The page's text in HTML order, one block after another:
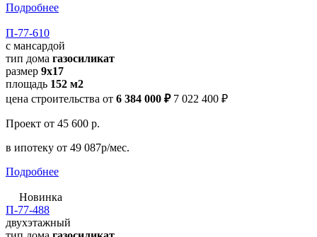
Подробнее
П-77-610
с мансардой
тип дома газосиликат
размер 9х17
площадь 152 м2
цена строительства от 6 384 000 ₽ 7 022 400 ₽
Проект от 45 600 р.
в ипотеку от 49 087р/мес.
Подробнее
Новинка
П-77-488
двухэтажный